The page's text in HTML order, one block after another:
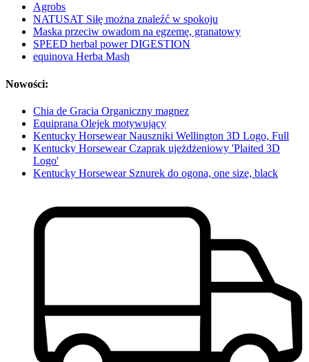
Agrobs
NATUSAT Siłę można znaleźć w spokoju
Maska przeciw owadom na egzemę, granatowy
SPEED herbal power DIGESTION
equinova Herba Mash
Nowości:
Chia de Gracia Organiczny magnez
Equiprana Olejek motywujący
Kentucky Horsewear Nauszniki Wellington 3D Logo, Full
Kentucky Horsewear Czaprak ujeżdżeniowy 'Plaited 3D
Logo'
Kentucky Horsewear Sznurek do ogona, one size, black